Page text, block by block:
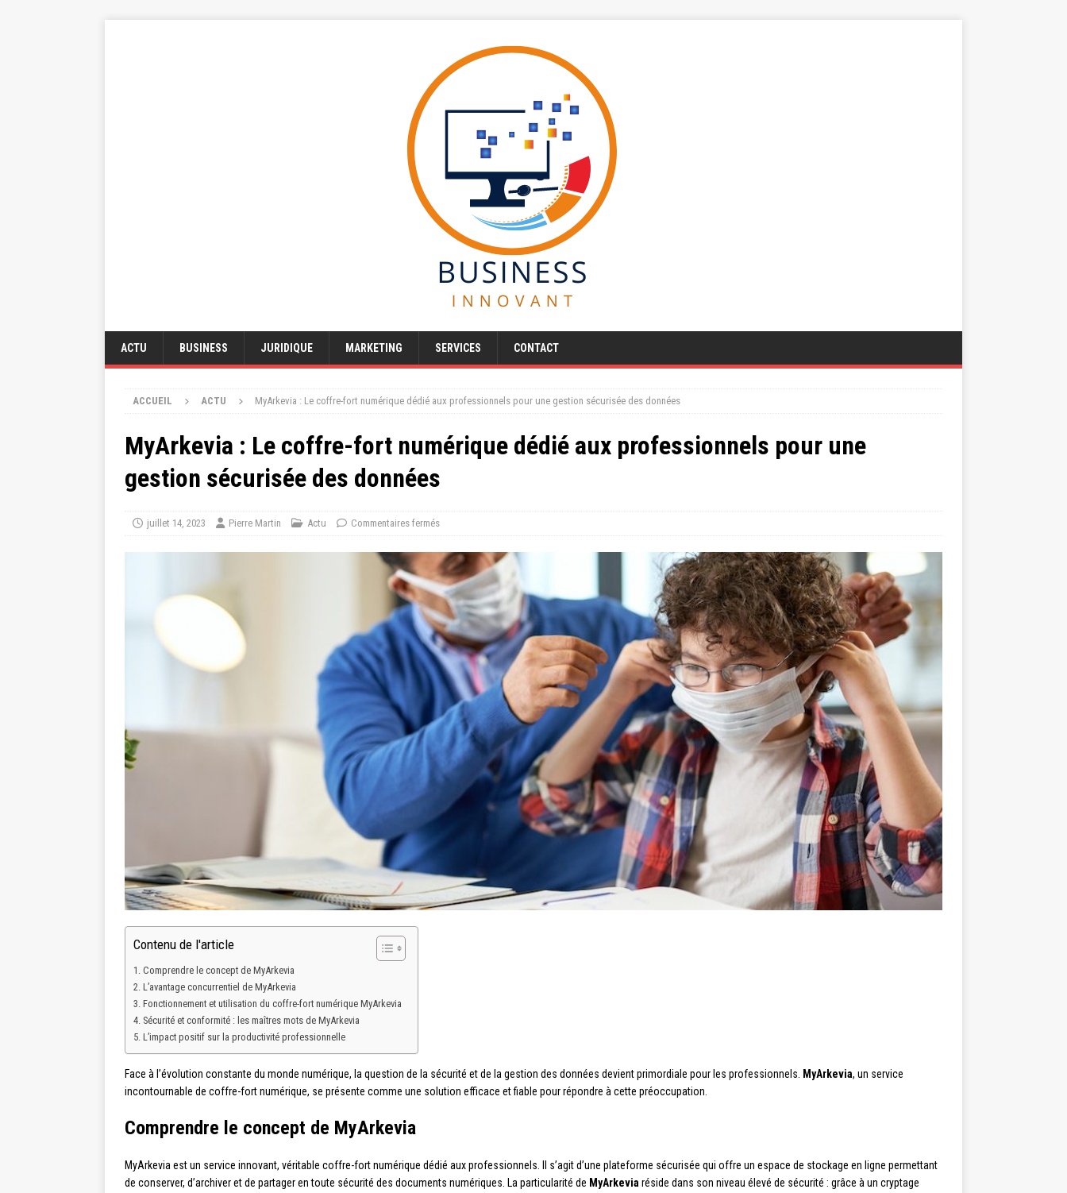
ACTU BUSINESS JURIDIQUE MARKETING SERVICES CONTACT
ACCUEIL ACTU MyArkevia : Le coffre-fort numérique dédié aux professionnels pour une gestion sécurisée des données
MyArkevia : Le coffre-fort numérique dédié aux professionnels pour une
gestion sécurisée des données
juillet 14, 2023 Pierre Martin Actu Commentaires fermés
Contenu de l'article
Comprendre le concept de MyArkevia
L’avantage concurrentiel de MyArkevia
Fonctionnement et utilisation du coffre-fort numérique MyArkevia
Sécurité et conformité : les maîtres mots de MyArkevia
L’impact positif sur la productivité professionnelle
Face à l’évolution constante du monde numérique, la question de la sécurité et de la gestion des données devient primordiale pour les professionnels. MyArkevia, un service
incontournable de coffre-fort numérique, se présente comme une solution efficace et fiable pour répondre à cette préoccupation.
Comprendre le concept de MyArkevia
MyArkevia est un service innovant, véritable coffre-fort numérique dédié aux professionnels. Il s’agit d’une plateforme sécurisée qui offre un espace de stockage en ligne permettant
de conserver, d’archiver et de partager en toute sécurité des documents numériques. La particularité de MyArkevia réside dans son niveau élevé de sécurité : grâce à un cryptage